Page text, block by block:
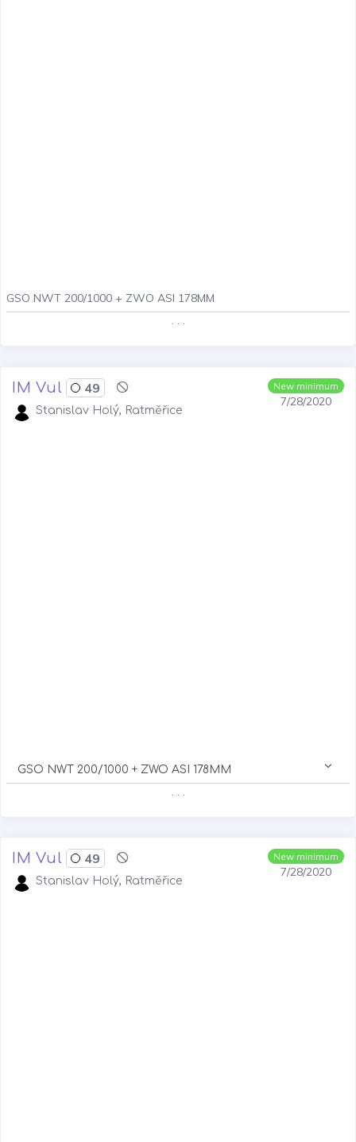
GSO NWT 200/1000 + ZWO ASI 178MM
. . .
New minimum
7/28/2020
IM Vul 49
Stanislav Holý, Ratměřice
GSO NWT 200/1000 + ZWO ASI 178MM
New minimum
7/28/2020
IM Vul 49
Stanislav Holý, Ratměřice